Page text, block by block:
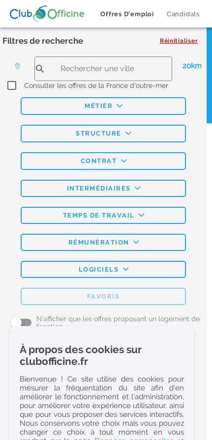
Offres D'emploi Candidats
Filtres de recherche Réinitialiser
20km
Consulter les offres de la France d'outre-mer
MÉTIER
STRUCTURE
CONTRAT
INTERMÉDIAIRES
TEMPS DE TRAVAIL
RÉMUNÉRATION
LOGICIELS
FAVORIS
N'afficher que les offres proposant un logement de
fonction
L'emploi Pharmacie par métier
Pharmacien (H/F)
Préparateur en Pharmacie (H/F)
Etudiant en Pharmacie (H/F)
Etudiant en Pharmacie 6e année validée (H/F)
Conseiller Dermo Cosmetique - Esthéticienne (H/F)
À propos des cookies sur
clubofficine.fr
Bienvenue ! Ce site utilise des cookies pour
mesurer la fréquentation du site afin d’en
améliorer le fonctionnement et l’administration,
pour améliorer votre expérience utilisateur, ainsi
que pour vous proposer des services interactifs.
Nous conservons votre choix mais vous pouvez
changer ce choix à tout moment en vous